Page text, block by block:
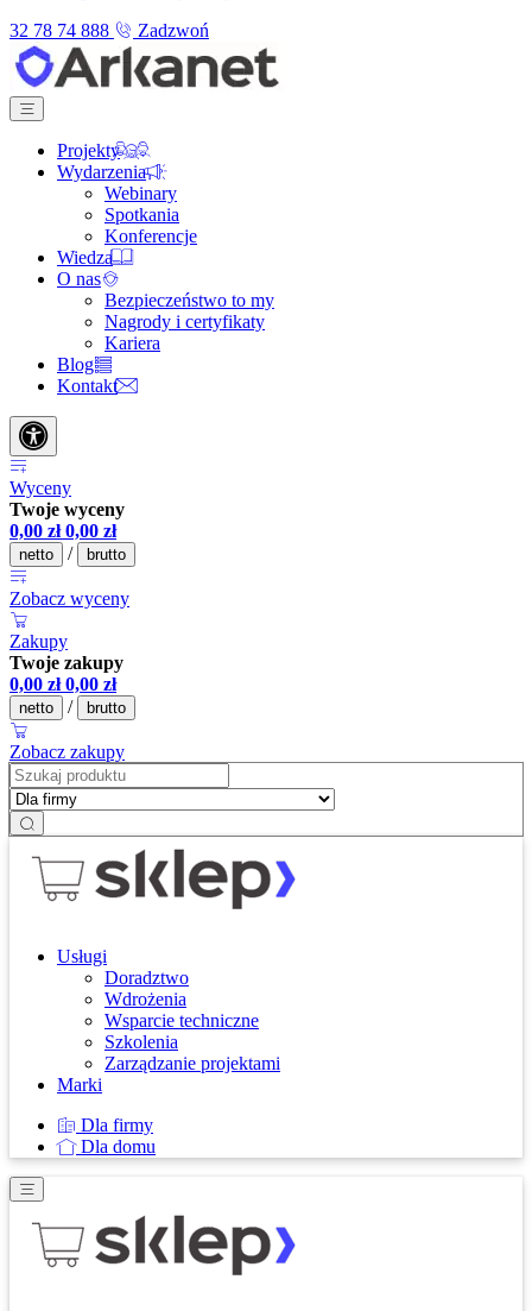
32 78 74 888
Zadzwoń
Projekty
Wydarzenia
Webinary
Spotkania
Konferencje
Wiedza
O nas
Bezpieczeństwo to my
Nagrody i certyfikaty
Kariera
Blog
Kontakt
Wyceny
Twoje wyceny
0,00 zł 0,00 zł
netto / brutto
Zobacz wyceny
Zakupy
Twoje zakupy
0,00 zł 0,00 zł
netto / brutto
Zobacz zakupy
Usługi
Doradztwo
Wdrożenia
Wsparcie techniczne
Szkolenia
Zarządzanie projektami
Marki
Dla firmy
Dla domu